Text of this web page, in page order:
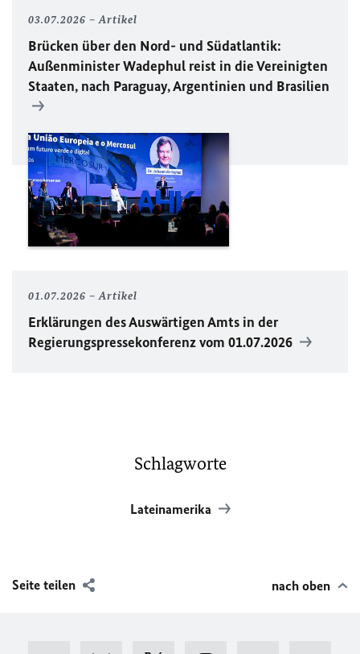
03.07.2026 Artikel
Brücken über den Nord- und Südatlantik:
Außenminister Wadephul reist in die Vereinigten
Staaten, nach Paraguay, Argentinien und Brasilien
01.07.2026 Artikel
Erklärungen des Auswärtigen Amts in der
Regierungspressekonferenz vom 01.07.2026
Schlagworte
Lateinamerika
Seite teilen nach oben